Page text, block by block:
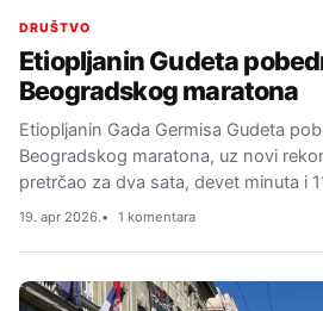
DRUŠTVO
Etiopljanin Gudeta
Beogradskog maratona
Etiopljanin Gada Germisa Gudeta
Beogradskog maratona, uz novi
pretrčao za dva sata, devet minuta i
19. apr 2026. 1 komentara